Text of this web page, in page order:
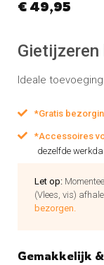
€ 49,95
Ideale
*Gratis
*Accessoires
dezelfde
Let op:
(Vlees, vis)
bezorgen.
Gemakkelijk